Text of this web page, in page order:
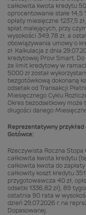
całkowita kwota kredytu
oprocentowanie stałe 14,5
opłaty miesięczne 1237,5
spłat malejących, przy
wysokości 349,78 zł, a
obowiązywania umowy o
zł. Kalkulacja z dnia
kredytowej Provi Smart.
że limit kredytowy w
5000 zł został
bezgotówkową dokonaną
odsetek od Transakcji
Miesięcznego Cyklu
Okres bezodsetkowy może
długości danego
Reprezentatywny
Gotówce:
Rzeczywista Roczna
całkowita kwota kredytu
całkowita kwota do
całkowity koszt kredytu
przygotowawcza 40 zł,
odsetki 1336,82 zł), 89
ostatnia 90 rata w
dzień 29.07.2026 r. na
Dopasowanej.